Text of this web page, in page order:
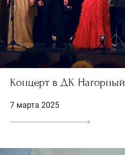
Концерт в ДК Нагорный
7 марта 2025